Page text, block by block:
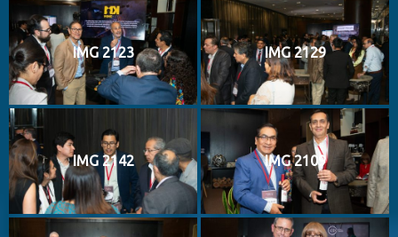
IMG 2123 IMG 2129
IMG 2142 IMG 2109